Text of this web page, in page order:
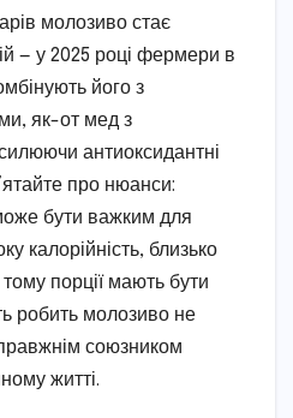
молозиво стає
— у 2025 році фермери в
його з
як-от мед з
антиоксидантні
про нюанси:
бути важким для
калорійність, близько
порції мають бути
робить молозиво не
союзником
житті.